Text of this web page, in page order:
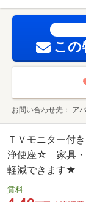
この
お問い合わせ先 ア
ＴＶモニター付
浄便座☆ 家具・
軽減できます★
賃料